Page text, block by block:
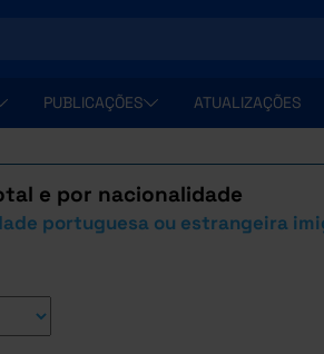
PUBLICAÇÕES ATUALIZAÇÕES
e por nacionalidade
portuguesa ou estrangeira